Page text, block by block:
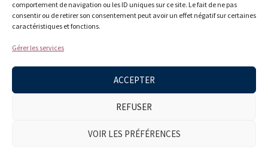
comportement de navigation ou les ID uniques sur ce site. Le fait de ne pas
consentir ou de retirer son consentement peut avoir un effet négatif sur certaines
caractéristiques et fonctions.
Gérer les services
ACCEPTER
REFUSER
VOIR LES PRÉFÉRENCES
Accueil